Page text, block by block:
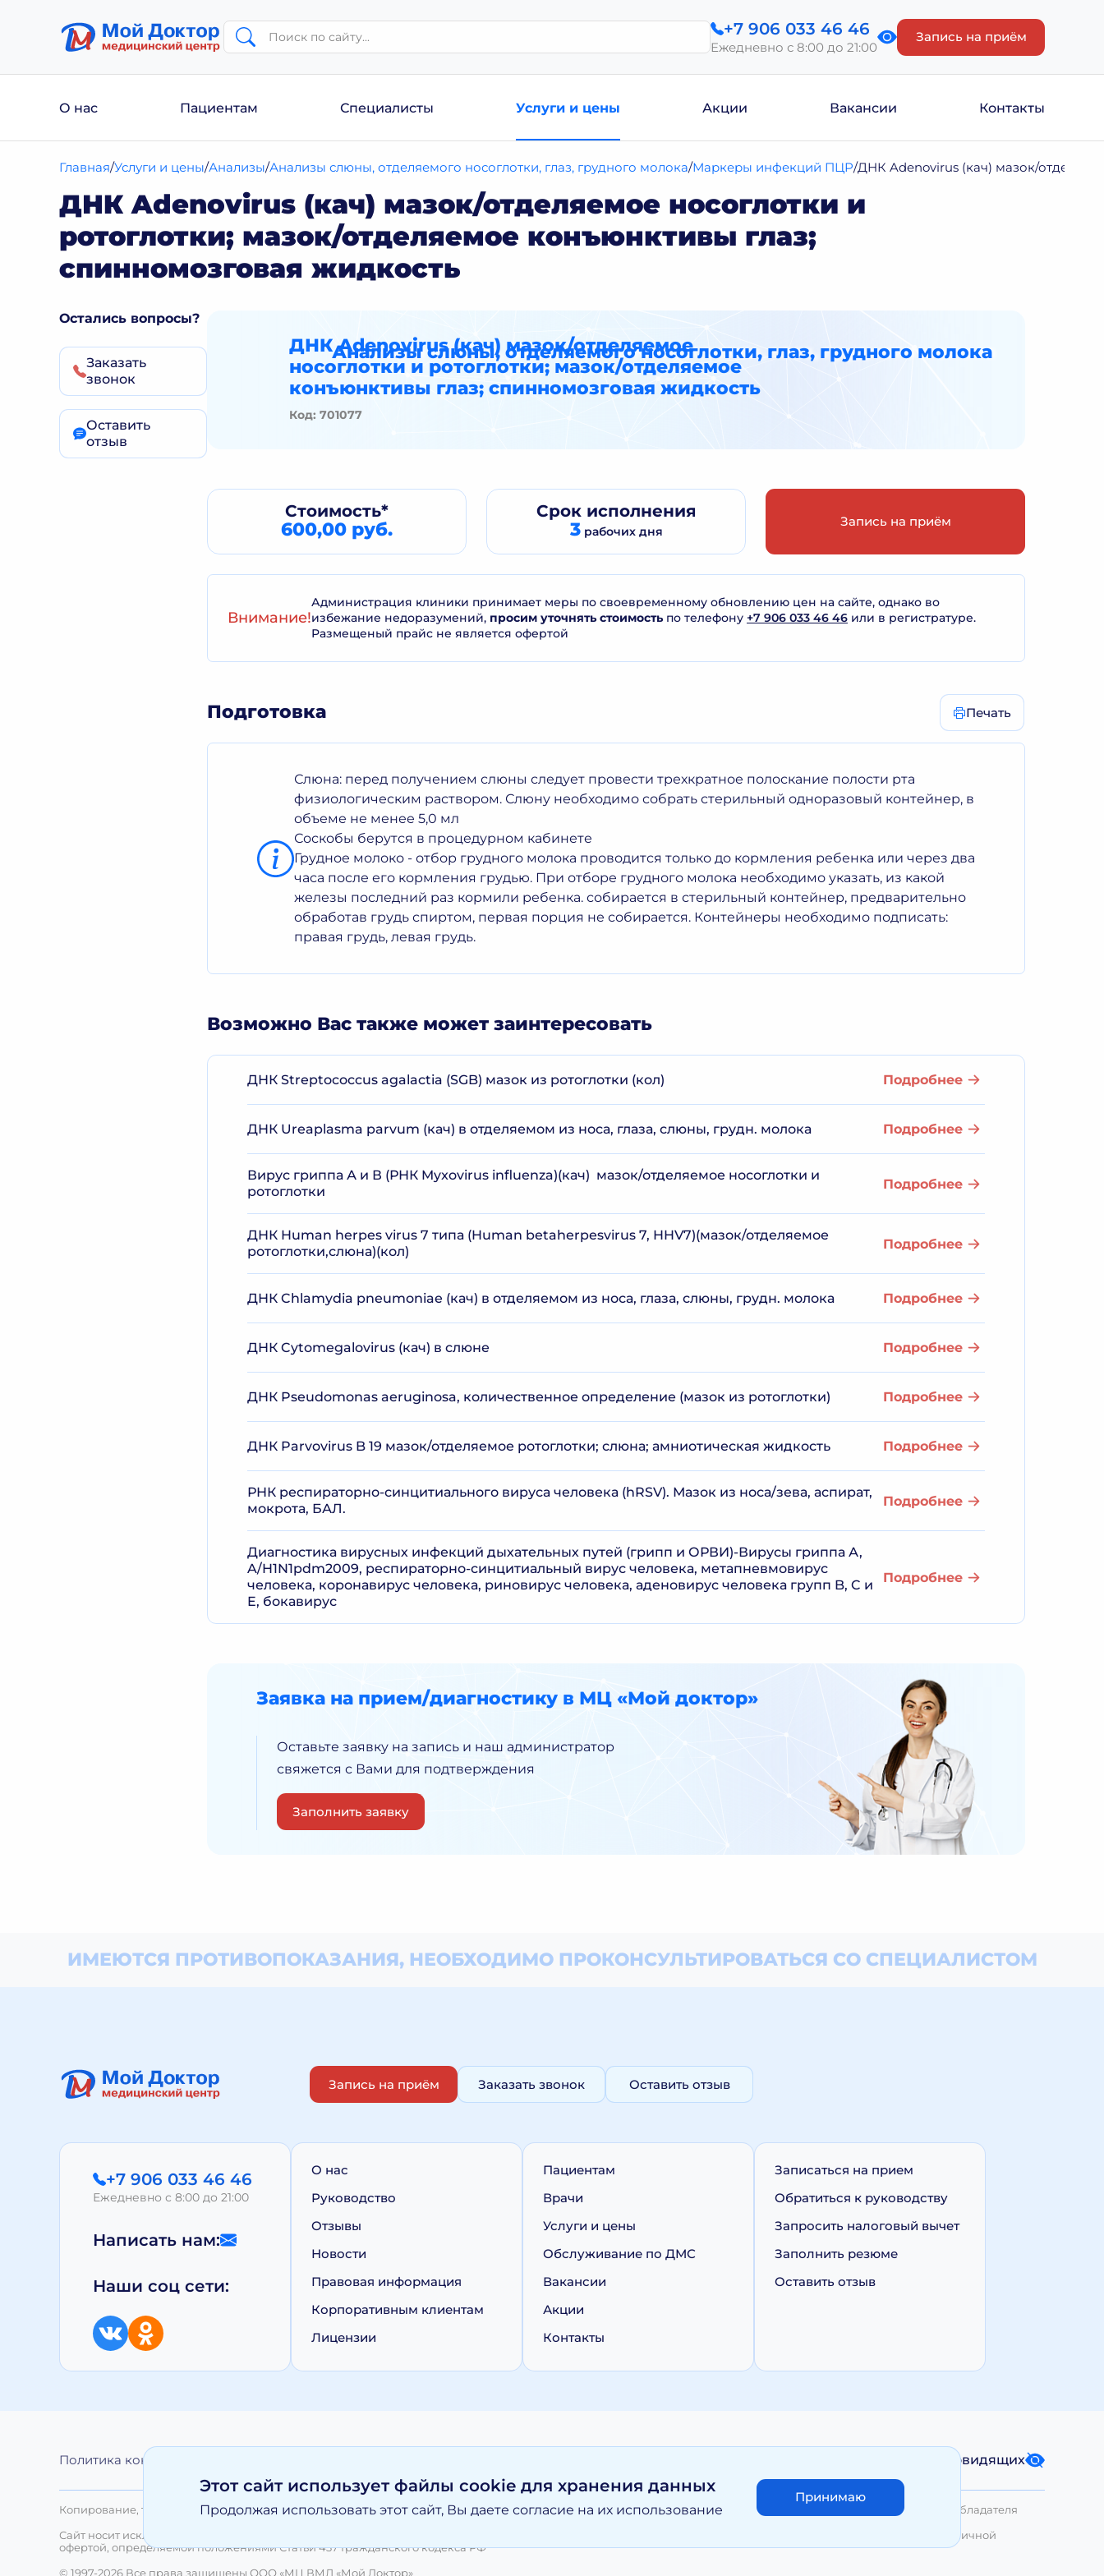
+7 906 033 46 46
Ежедневно с 8:00 до 21:00
Запись на приём
О нас Пациентам Специалисты Услуги и цены Акции Вакансии Контакты
Главная Услуги и цены Анализы Анализы слюны, отделяемого носоглотки, глаз, грудного молока Маркеры инфекций ПЦР ДНК Adenovirus (кач) мазок/
ДНК Adenovirus (кач) мазок/отделяемое носоглотки и
ротоглотки; мазок/отделяемое конъюнктивы глаз;
спинномозговая жидкость
Остались вопросы?
Заказать
звонок
Оставить
отзыв
ДНК Adenovirus (кач) мазок/отделяемое
носоглотки и ротоглотки; мазок/отделяемое
конъюнктивы глаз; спинномозговая жидкость
Код: 701077
Анализы слюны, отделяемого носоглотки, глаз, грудного молока
Стоимость*
600,00 руб.
Срокисполнения
3рабочих дня
Запись на приём
Внимание!
Администрация клиники принимает меры по своевременному обновлению цен на сайте, однако во
избежание недоразумений, просим уточнять стоимостьпо телефону +7 906 033 46 46 или в регистратуре.
Размещеный прайс не является офертой
Подготовка Печать
Слюна: перед получением слюны следует провести трехкратное полоскание полости рта
физиологическим раствором. Слюну необходимо собрать стерильный одноразовый контейнер, в
объеме не менее 5,0 мл
Соскобы берутся в процедурном кабинете
Грудное молоко - отбор грудного молока проводится только до кормления ребенка или через два
часа после его кормления грудью. При отборе грудного молока необходимо указать, из какой
железы последний раз кормили ребенка. собирается в стерильный контейнер, предварительно
обработав грудь спиртом, первая порция не собирается. Контейнеры необходимо подписать:
правая грудь, левая грудь.
Возможно Вас также может заинтересовать
ДНК Streptococcus agalactia (SGB) мазок из ротоглотки (кол) Подробнее
ДНК Ureaplasma parvum (кач) в отделяемом из носа, глаза, слюны, грудн. молока Подробнее
Вирус гриппа А и В (РНК Myxovirus influenza)(кач) мазок/отделяемое носоглотки и
ротоглотки
Подробнее
ДНК Human herpes virus 7 типа (Human betaherpesvirus 7, HHV7)(мазок/отделяемое
ротоглотки,слюна)(кол)
Подробнее
ДНК Chlamydia pneumoniae (кач) в отделяемом из носа, глаза, слюны, грудн. молока Подробнее
ДНК Cytomegalovirus (кач) в слюне Подробнее
ДНК Pseudomonas aeruginosa, количественное определение (мазок из ротоглотки) Подробнее
ДНК Parvovirus B 19 мазок/отделяемое ротоглотки; слюна; амниотическая жидкость Подробнее
РНК респираторно-синцитиального вируса человека (hRSV). Мазок из носа/зева, аспират,
мокрота, БАЛ.
Подробнее
Диагностика вирусных инфекций дыхательных путей (грипп и ОРВИ)-Вирусы гриппа А,
A/H1N1pdm2009, респираторно-синцитиальный вирус человека, метапневмовирус
человека, коронавирус человека, риновирус человека, аденовирус человека групп B, C и
E, бокавирус
Подробнее
Заявка на прием/диагностику в МЦ «Мой доктор»
Оставьте заявку на запись и наш администратор
свяжется с Вами для подтверждения
Заполнить заявку
ИМЕЮТСЯ ПРОТИВОПОКАЗАНИЯ, НЕОБХОДИМОПРОКОНСУЛЬТИРОВАТЬСЯ СО СПЕЦИАЛИСТОМ
Запись на приём Заказать звонок Оставить отзыв
+7 906 033 46 46
Ежедневно с 8:00 до 21:00
Написать нам:
Наши соц сети:
О нас
Руководство
Отзывы
Новости
Правовая информация
Корпоративным клиентам
Лицензии
Пациентам
Врачи
Услуги и цены
Обслуживание по ДМС
Вакансии
Акции
Контакты
Записаться на прием
Обратиться к руководству
Запросить налоговый вычет
Заполнить резюме
Оставить отзыв
Версия для слабовидящих
Политика конфиденциальности
Копирование, тиражирование, а равно иное использование материалов, размещенных на moy-doktor.org возможно только с письменного разрешения Правообладателя
Сайт носит исключительно информационный характер и ни при каких условиях информационные материалы и цены, размещенные на сайте, не являются публичной
офертой, определяемой положениями Статьи 437 Гражданского кодекса РФ
© 1997-2026 Все права защищены ООО «МЦ ВМЛ «Мой Доктор»
Этот сайт использует файлы cookie для хранения данных
Продолжая использовать этот сайт, Вы даете согласие на их использование
Принимаю